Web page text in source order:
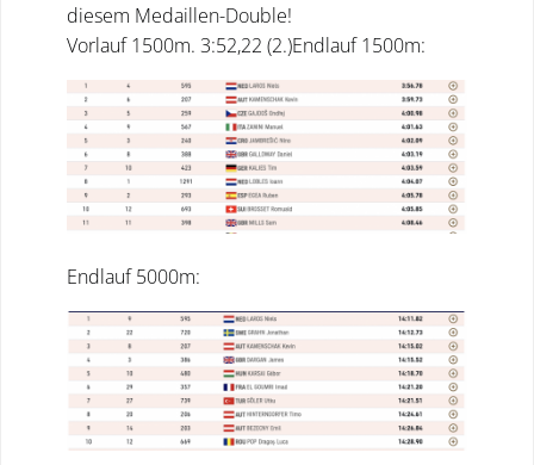
diesem Medaillen-Double!
Vorlauf 1500m. 3:52,22 (2.)Endlauf 1500m:
Endlauf 5000m: